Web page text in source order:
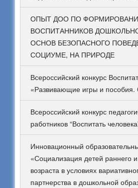
ОПЫТ ДОО ПО
ВОСПИТАННИКОВ
ОСНОВ БЕЗОПАСНОГО
СОЦИУМЕ, НА ПРИРОДЕ
Всероссийский конкурс
«Развивающие игры и пособия.
Всероссийский конкурс
работников “Воспитать
Инновационный
«Социализация детей раннего
возраста в условиях
партнерства в дошкольной